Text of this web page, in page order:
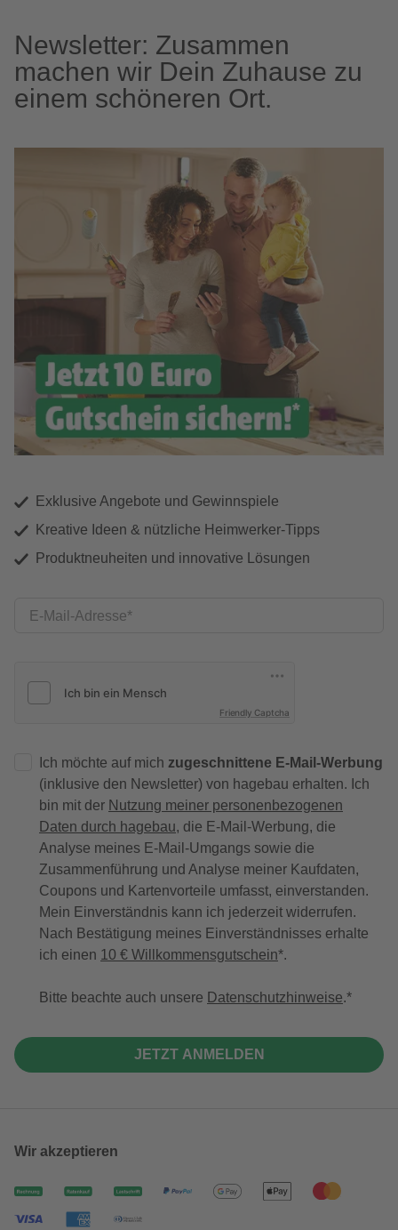
Newsletter: Zusammen
machen wir Dein Zuhause zu
einem schöneren Ort.
Exklusive Angebote und Gewinnspiele
Kreative Ideen & nützliche Heimwerker-Tipps
Produktneuheiten und innovative Lösungen
E-Mail-Adresse
Friendly Captcha
Ich möchte auf mich zugeschnittene E-Mail-Werbung
(inklusive den Newsletter) von hagebau erhalten. Ich
bin mit der Nutzung meiner personenbezogenen
Daten durch hagebau, die E-Mail-Werbung, die
Analyse meines E-Mail-Umgangs sowie die
Zusammenführung und Analyse meiner Kaufdaten,
Coupons und Kartenvorteile umfasst, einverstanden.
Mein Einverständnis kann ich jederzeit widerrufen.
Nach Bestätigung meines Einverständnisses erhalte
ich einen 10 € Willkommensgutschein*.
Bitte beachte auch unsere Datenschutzhinweise.
JETZT ANMELDEN
Wir akzeptieren